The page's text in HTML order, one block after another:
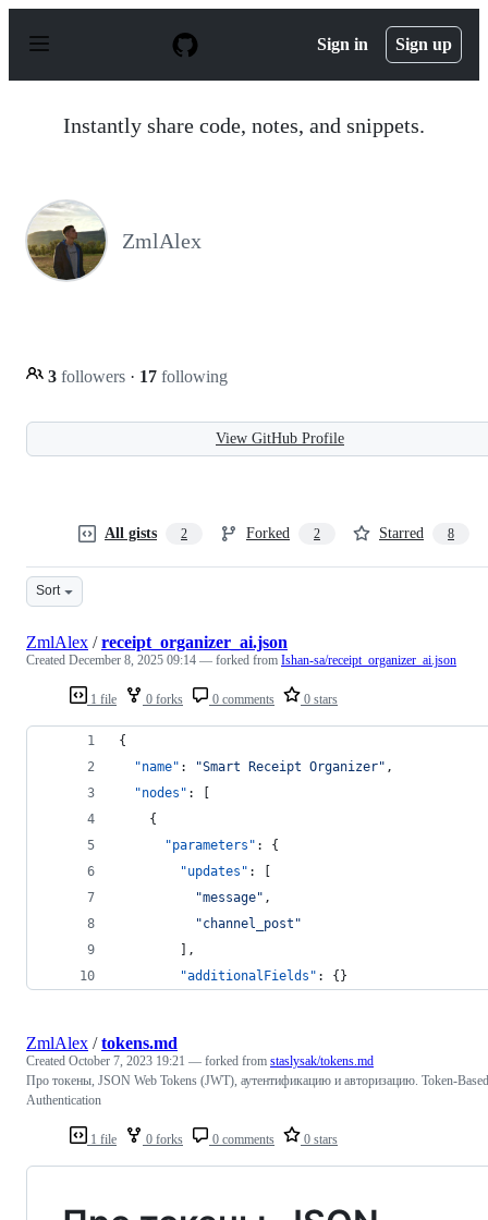
p
Sign in Sign up
Instantly share code, notes, and snippets.
ZmlAlex
3 followers · 17 following
View GitHub Profile
All gists 2 Forked 2 Starred 8
Sort
1 file 0 forks 0 comments 0 stars
ZmlAlex /receipt_organizer_ai.json
Created December 8, 2025 09:14 — forked from Ishan-sa/receipt_organizer_ai.json
{
"name" : "Smart Receipt Organizer" ,
"nodes" : [
    {
"parameters" : {
"updates" : [
"message" ,
"channel_post "
        ],
"additionalFields" : {}
1 file 0 forks 0 comments 0 stars
ZmlAlex /tokens.md
Created October 7, 2023 19:21 — forked from staslysak/tokens.md
Про токены, JSON Web Tokens (JWT), аутентификацию и авторизацию. Token-Based
Authentication